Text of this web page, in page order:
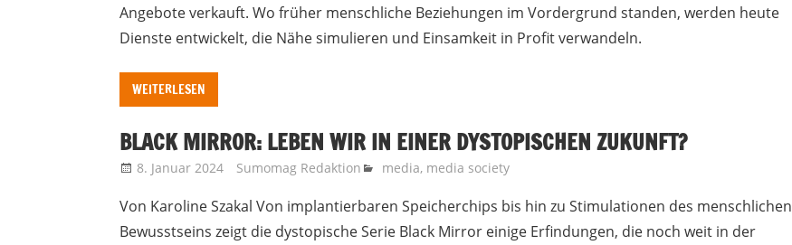
Angebote verkauft. Wo früher menschliche Beziehungen im Vordergrund standen, werden heute
Dienste entwickelt, die Nähe simulieren und Einsamkeit in Profit verwandeln.
WEITERLESEN
BLACK MIRROR: LEBEN WIR IN EINER DYSTOPISCHEN ZUKUNFT?
8. Januar 2024 Sumomag Redaktion media, media society
Von Karoline Szakal Von implantierbaren Speicherchips bis hin zu Stimulationen des menschlichen
Bewusstseins zeigt die dystopische Serie Black Mirror einige Erfindungen, die noch weit in der